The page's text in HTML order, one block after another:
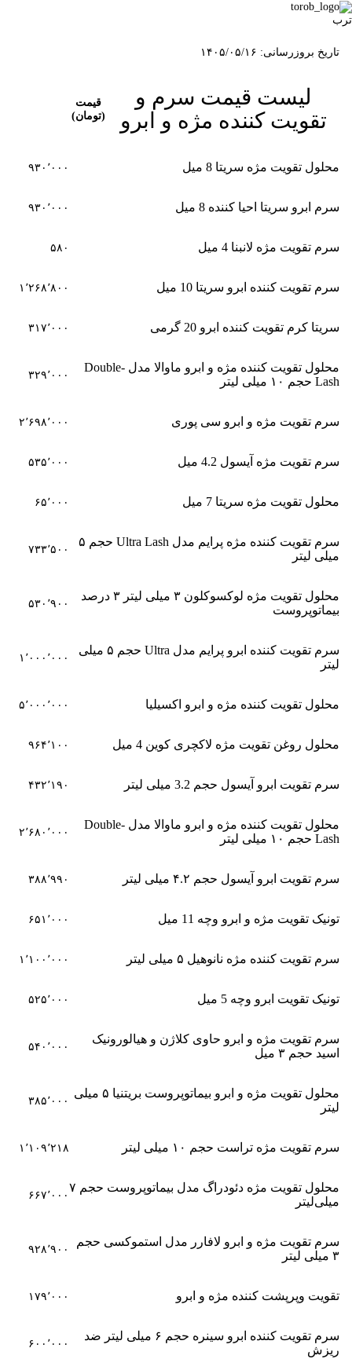
ترب
تاریخ بروزرسانی: ۱۴۰۵/۰۵/۱۶
لیست قیمت سرم و
تقویت کننده مژه و ابرو
قیمت
(تومان)
محلول تقویت مژه سریتا 8 میل ۹۳۰٬۰۰۰
سرم ابرو سریتا احیا کننده 8 میل ۹۳۰٬۰۰۰
سرم تقویت مژه لانبنا 4 میل ۵۸۰
سرم تقویت کننده ابرو سریتا 10 میل ۱٬۲۶۸٬۸۰۰
سریتا کرم تقویت کننده ابرو 20 گرمی ۳۱۷٬۰۰۰
محلول تقویت کننده مژه و ابرو ماوالا مدل Double-
Lash حجم ۱۰ میلی لیتر
۳۲۹٬۰۰۰
سرم تقویت مژه و ابرو سی پوری ۲٬۶۹۸٬۰۰۰
سرم تقویت مژه آیسول 4.2 میل ۵۳۵٬۰۰۰
محلول تقویت مژه سریتا 7 میل ۶۵٬۰۰۰
سرم تقویت کننده مژه پرایم مدل Ultra Lash حجم ۵
میلی لیتر
۷۳۳٬۵۰۰
محلول تقویت مژه لوکسوکلون ۳ میلی لیتر ۳ درصد
بیماتوپروست
۵۳۰٬۹۰۰
سرم تقویت کننده ابرو پرایم مدل Ultra حجم ۵ میلی
لیتر
۱٬۰۰۰٬۰۰۰
محلول تقویت کننده مژه و ابرو اکسیلیا ۵٬۰۰۰٬۰۰۰
محلول روغن تقویت مژه لاکچری کوین 4 میل ۹۶۴٬۱۰۰
سرم تقویت ابرو آیسول حجم 3.2 میلی لیتر ۴۳۲٬۱۹۰
محلول تقویت کننده مژه و ابرو ماوالا مدل Double-
Lash حجم ۱۰ میلی لیتر
۲٬۶۸۰٬۰۰۰
سرم تقویت ابرو آیسول حجم ۴.۲ میلی لیتر ۳۸۸٬۹۹۰
تونیک تقویت مژه و ابرو وچه 11 میل ۶۵۱٬۰۰۰
سرم تقویت کننده مژه نانوهیل ۵ میلی لیتر ۱٬۱۰۰٬۰۰۰
تونیک تقویت ابرو وچه 5 میل ۵۲۵٬۰۰۰
سرم تقویت مژه و ابرو حاوی کلاژن و هیالورونیک
اسید حجم ۳ میل
۵۴۰٬۰۰۰
محلول تقویت مژه و ابرو بیماتوپروست بریتنیا ۵ میلی
لیتر
۳۸۵٬۰۰۰
سرم تقویت مژه تراست حجم ۱۰ میلی لیتر ۱٬۱۰۹٬۲۱۸
محلول تقویت مژه دئودراگ مدل بیماتوپروست حجم ۷
میلی‌لیتر
۶۶۷٬۰۰۰
سرم تقویت مژه و ابرو لافارر مدل استموکسی حجم
۳ میلی لیتر
۹۲۸٬۹۰۰
تقویت و‌پرپشت کننده مژه و ابرو ۱۷۹٬۰۰۰
سرم تقویت کننده ابرو سینره حجم ۶ میلی لیتر ضد
ریزش
۶۰۰٬۰۰۰